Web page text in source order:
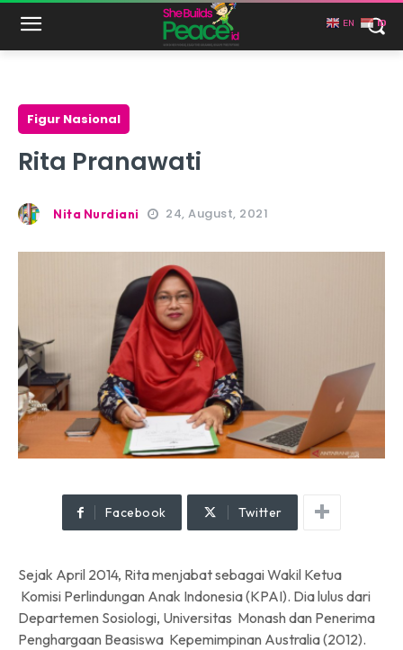
Figur Nasional
Rita Pranawati
Nita Nurdiani 24, August, 2021
Facebook Twitter
Sejak April 2014, Rita menjabat sebagai Wakil Ketua
Komisi Perlindungan Anak Indonesia (KPAI). Dia lulus dari
Departemen Sosiologi, Universitas Monash dan Penerima
Penghargaan Beasiswa Kepemimpinan Australia (2012).
EN ID